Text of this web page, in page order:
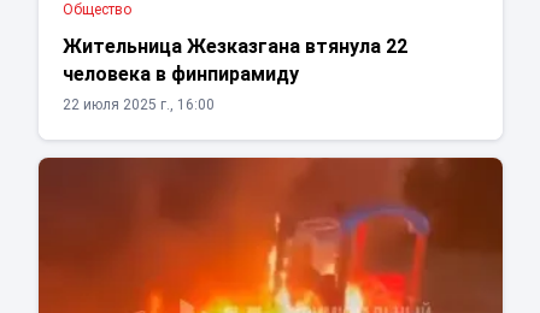
Общество
Жительница Жезказгана втянула 22
человека в финпирамиду
22 июля 2025 г., 16:00